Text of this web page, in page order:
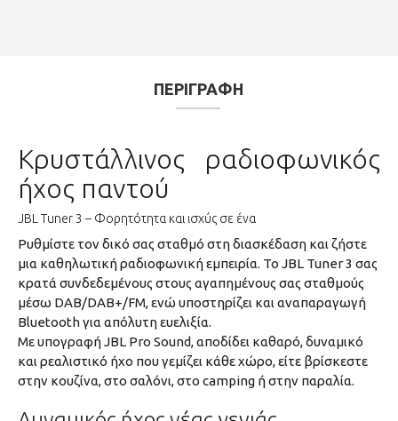
ΠΕΡΙΓΡΑΦΗ
Κρυστάλλινος ραδιοφωνικός
ήχος παντού
JBL Tuner 3 – Φορητότητα και ισχύς σε ένα
Ρυθμίστε τον δικό σας σταθμό στη διασκέδαση και ζήστε
μια καθηλωτική ραδιοφωνική εμπειρία. Το JBL Tuner 3 σας
κρατά συνδεδεμένους στους αγαπημένους σας σταθμούς
μέσω DAB/DAB+/FM, ενώ υποστηρίζει και αναπαραγωγή
Bluetooth για απόλυτη ευελιξία.
Με υπογραφή JBL Pro Sound, αποδίδει καθαρό, δυναμικό
και ρεαλιστικό ήχο που γεμίζει κάθε χώρο, είτε βρίσκεστε
στην κουζίνα, στο σαλόνι, στο camping ή στην παραλία.